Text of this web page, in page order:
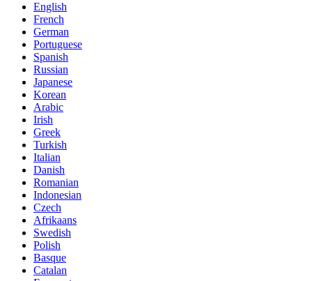
English
French
German
Portuguese
Spanish
Russian
Japanese
Korean
Arabic
Irish
Greek
Turkish
Italian
Danish
Romanian
Indonesian
Czech
Afrikaans
Swedish
Polish
Basque
Catalan